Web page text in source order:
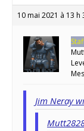
10 mai 2021 à 13 h
Jim Neray